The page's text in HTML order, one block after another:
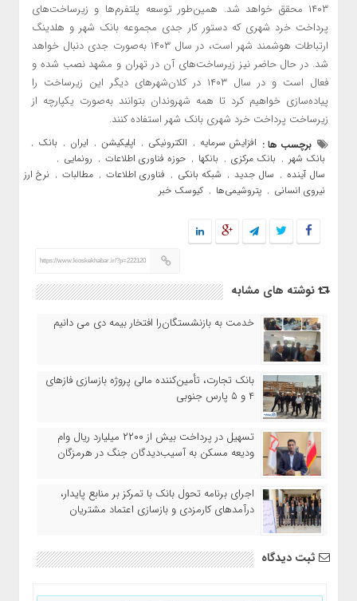
۱۴۰۳ محقق خواهد شد. همین‌طور توسعه پلتفرم‌ها و زیرساخت‌های
پرداخت خرد شهری که دستور کار جدی مجموعه بانک شهر و هلدینگ
ارتباطات هوشمند شهر است، در سال ۱۴۰۳ به‌صورت جدی دنبال خواهد
شد. در حال حاضر نیز زیرساخت‌های آن در تهران و مشهد نصب شده و
فعال است و در سال ۱۴۰۳ در کلان‌شهرهای دیگر این زیرساخت را
پیاده‌سازی خواهیم کرد تا همه شهروندان بتوانند به‌صورت یکپارچه از
زیرساخت پرداخت خرد شهری بانک شهر استفاده کنند.
برچسب ها : افزایش سرمایه , الکترونیکی , اپلیکیشن , ایران , بانک ,
بانک شهر , بانک مرکزی , بانکها , حوزه فناوری اطلاعات , رونمایی ,
سال آینده , سال جدید , شبکه بانکی , فناوری اطلاعات , مطالبات , نرخ ارز
نیروی انسانی , پتروشیمی‌ها , کیوسک خبر
https://www.kioskekhabar.ir/?p=222120
نوشته های مشابه
خدمت به بازنشستگان‌را افتخار بیمه دی می دانیم
بانک تجارت، تأمین‌کننده مالی پروژه بازسازی فازهای
۴ و ۵ پارس جنوبی
تسهیل در پرداخت بیش از ۲۲۰۰ میلیارد ریال وام
ودیعه مسکن به آسیب‌دیدگان جنگ در هرمزگان
اجرای برنامه تحول بانک با تمرکز بر منابع پایدار،
درآمدهای کارمزدی و بازسازی اعتماد مشتریان
ثبت دیدگاه